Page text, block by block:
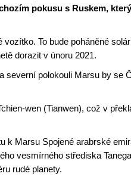
pokusu s Ruskem,
To bude poháněné
dorazit v únoru 2021.
severní polokouli Marsu by se
wen (Tianwen), což v
k Marsu Spojené arabrské
vesmírného střediska
rudé planety.